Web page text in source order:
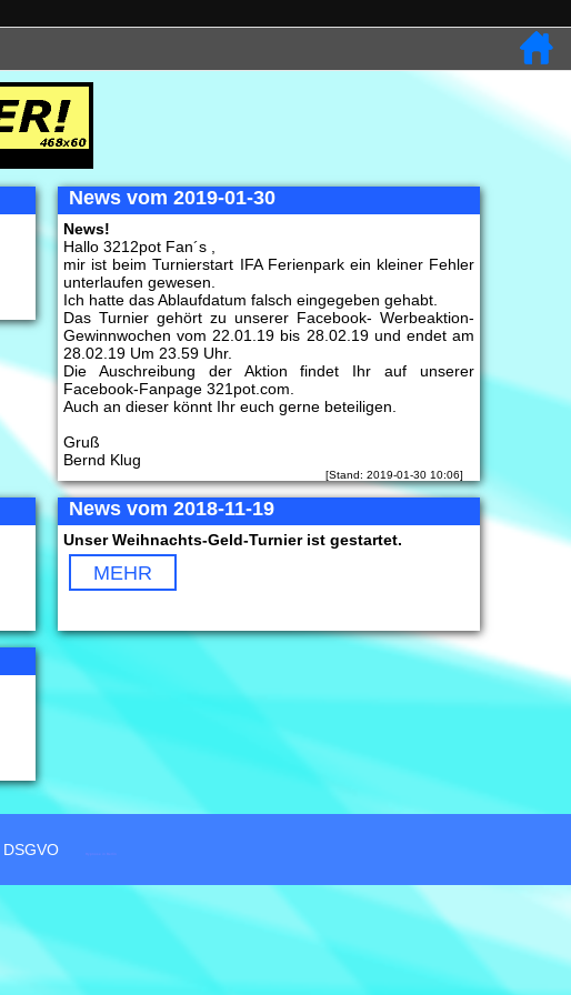
News vom 2019-01-30
News!
Hallo 3212pot Fan´s ,
mir ist beim Turnierstart IFA Ferienpark ein kleiner Fehler
unterlaufen gewesen.
Ich hatte das Ablaufdatum falsch eingegeben gehabt.
Das Turnier gehört zu unserer Facebook- Werbeaktion-
Gewinnwochen vom 22.01.19 bis 28.02.19 und endet am
28.02.19 Um 23.59 Uhr.
Die Auschreibung der Aktion findet Ihr auf unserer
Facebook-Fanpage 321pot.com.
Auch an dieser könnt Ihr euch gerne beteiligen.
Gruß
Bernd Klug
[Stand: 2019-01-30 10:06]
News vom 2018-11-19
Unser Weihnachts-Geld-Turnier ist gestartet.
MEHR
DSGVO Hypnose in Berlin